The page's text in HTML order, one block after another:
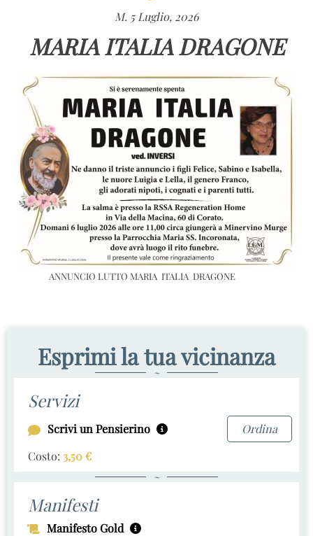
M. 5 Luglio, 2026
MARIA ITALIA DRAGONE
ANNUNCIO LUTTO MARIA ITALIA DRAGONE
Esprimi la tua vicinanza
~
Servizi
Scrivi un Pensierino
Ordina
Costo: 3,50€
~
Manifesti
Manifesto Gold